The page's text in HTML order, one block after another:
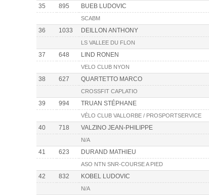
35 895 BUEB LUDOVIC
SCABM
36 1033 DEILLON ANTHONY
LS VALLEE DU FLON
37 648 LIND RONEN
VELO CLUB NYON
38 627 QUARTETTO MARCO
CROSSFIT CAPLATIO
39 994 TRUAN STÉPHANE
VÉLO CLUB VALLORBE / PROSPORTSERVICE
40 718 VALZINO JEAN-PHILIPPE
N/A
41 623 DURAND MATHIEU
ASO NTN SNR-COURSE A PIED
42 832 KOBEL LUDOVIC
N/A